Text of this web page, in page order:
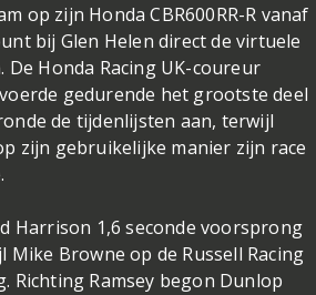
op zijn Honda CBR600RR-R vanaf
bij Glen Helen direct de virtuele
De Honda Racing UK-coureur
gedurende het grootste deel
de tijdenlijsten aan, terwijl
zijn gebruikelijke manier zijn race
Harrison 1,6 seconde voorsprong
Browne op de Russell Racing
Richting Ramsey begon Dunlop